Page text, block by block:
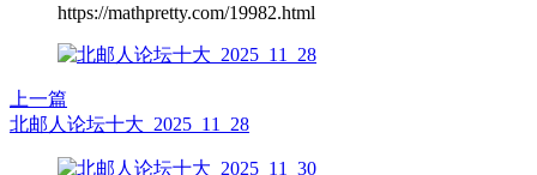
https://mathpretty.com/19982.html
上一篇
北邮人论坛十大_2025_11_28